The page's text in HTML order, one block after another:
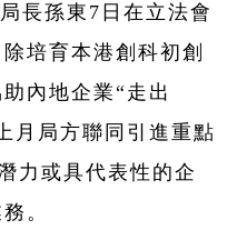
長孫東7日在立法會
培育本港創科初創
內地企業“走出
月局方聯同引進重點
力或具代表性的企
。